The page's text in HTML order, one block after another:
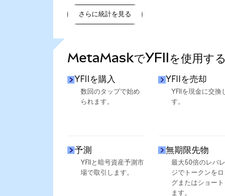
さらに統計を見る
MetaMaskでYFIIを使用す
YFIIを購入
数回のタップで始め
られます。
YFIIを売却
YFIIを現金に交換
す。
予測
YFIIと暗号資産予測市
場で取引します。
無期限先物
最大50倍のレバ
ジでトークンをロ
グまたはショート
ます。